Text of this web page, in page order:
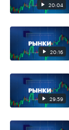
20:04
20:16
29:59